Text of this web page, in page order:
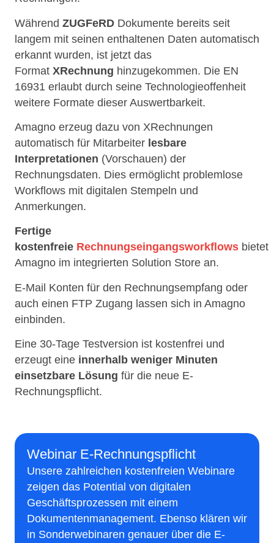
Während ZUGFeRD Dokumente bereits seit
langem mit seinen enthaltenen Daten automatisch
erkannt wurden, ist jetzt das
Format XRechnung hinzugekommen. Die EN
16931 erlaubt durch seine Technologieoffenheit
weitere Formate dieser Auswertbarkeit.
Amagno erzeug dazu von XRechnungen
automatisch für Mitarbeiter lesbare
Interpretationen (Vorschauen) der
Rechnungsdaten. Dies ermöglicht problemlose
Workflows mit digitalen Stempeln und
Anmerkungen.
Fertige
kostenfreie Rechnungseingangsworkflows bietet
Amagno im integrierten Solution Store an.
E-Mail Konten für den Rechnungsempfang oder
auch einen FTP Zugang lassen sich in Amagno
einbinden.
Eine 30-Tage Testversion ist kostenfrei und
erzeugt eine innerhalb weniger Minuten
einsetzbare Lösung für die neue E-
Rechnungspflicht.
Webinar E-Rechnungspflicht
Unsere zahlreichen kostenfreien Webinare
zeigen das Potential von digitalen
Geschäftsprozessen mit einem
Dokumentenmanagement. Ebenso klären wir
in Sonderwebinaren genauer über die E-